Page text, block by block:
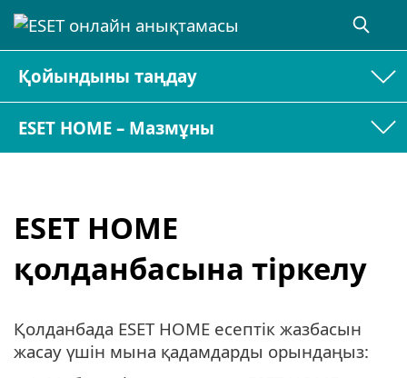
Қойындыны таңдау
ESET HOME – Мазмұны
ESET HOME
қолданбасына тіркелу
Қолданбада ESET HOME есептік жазбасын
жасау үшін мына қадамдарды орындаңыз: